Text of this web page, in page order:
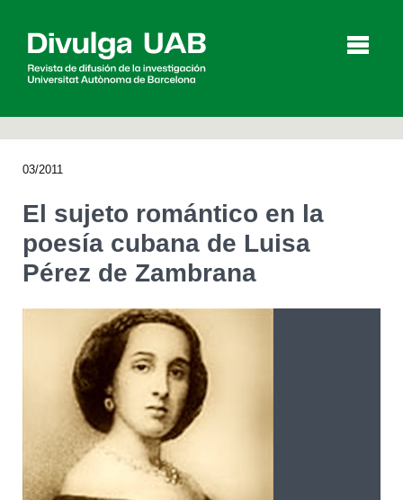
Agenda
English
BUSCAR
03/2011
El sujeto romántico en la
poesía cubana de Luisa
Pérez de Zambrana